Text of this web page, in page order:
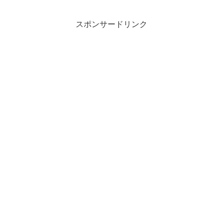
スポンサードリンク